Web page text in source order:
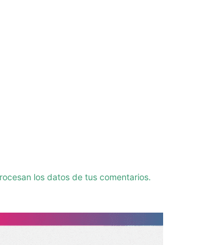
los datos de tus comentarios.